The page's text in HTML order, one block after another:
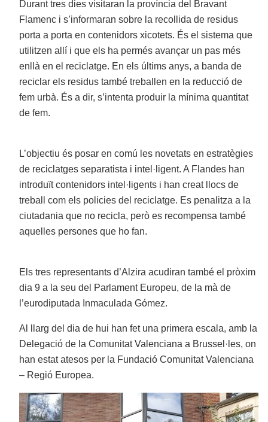
Durant tres dies visitaran la província del Bravant
Flamenc i s’informaran sobre la recollida de residus
porta a porta en contenidors xicotets. És el sistema que
utilitzen allí i que els ha permés avançar un pas més
enllà en el reciclatge. En els últims anys, a banda de
reciclar els residus també treballen en la reducció de
fem urbà. És a dir, s’intenta produir la mínima quantitat
de fem.
L’objectiu és posar en comú les novetats en estratègies
de reciclatges separatista i intel·ligent. A Flandes han
introduït contenidors intel·ligents i han creat llocs de
treball com els policies del reciclatge. Es penalitza a la
ciutadania que no recicla, però es recompensa també
aquelles persones que ho fan.
Els tres representants d’Alzira acudiran també el pròxim
dia 9 a la seu del Parlament Europeu, de la mà de
l’eurodiputada Inmaculada Gómez.
Al llarg del dia de hui han fet una primera escala, amb la
Delegació de la Comunitat Valenciana a Brussel·les, on
han estat atesos per la Fundació Comunitat Valenciana
– Regió Europea.